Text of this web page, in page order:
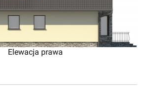
Elewacja prawa